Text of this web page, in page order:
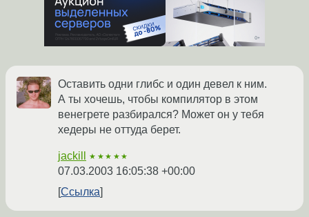
Оставить одни глибс и один девел к ним.
А ты хочешь, чтобы компилятор в этом
венегрете разбирался? Может он у тебя
хедеры не оттуда берет.
jackill ★★★★★
07.03.2003 16:05:38 +00:00
Ссылка